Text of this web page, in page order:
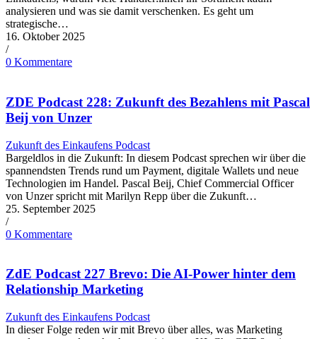
analysieren und was sie damit verschenken. Es geht um
strategische…
16. Oktober 2025
/
0 Kommentare
ZDE Podcast 228: Zukunft des Bezahlens mit Pascal
Beij von Unzer
Zukunft des Einkaufens Podcast
Bargeldlos in die Zukunft: In diesem Podcast sprechen wir über die
spannendsten Trends rund um Payment, digitale Wallets und neue
Technologien im Handel. Pascal Beij, Chief Commercial Officer
von Unzer spricht mit Marilyn Repp über die Zukunft…
25. September 2025
/
0 Kommentare
ZdE Podcast 227 Brevo: Die AI-Power hinter dem
Relationship Marketing
Zukunft des Einkaufens Podcast
In dieser Folge reden wir mit Brevo über alles, was Marketing